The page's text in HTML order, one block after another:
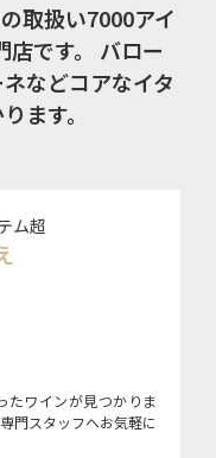
取扱い7000アイ
です。
バロー
などコアなイタ
ます。
ム超
たワインが見つかりま
門スタッフへお気軽に